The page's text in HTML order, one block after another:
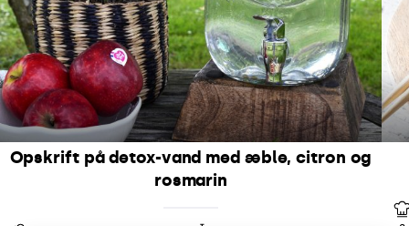
Opskrift på detox-vand med æble, citron og
rosmarin